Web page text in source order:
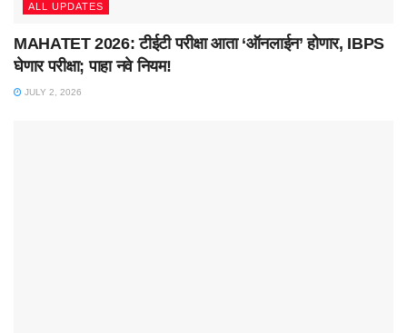
ALL UPDATES
MAHATET 2026: टीईटी परीक्षा आता ‘ऑनलाईन’ होणार, IBPS
घेणार परीक्षा; पाहा नवे नियम!
JULY 2, 2026